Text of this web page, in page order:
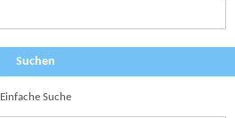
Suchen
Einfache Suche